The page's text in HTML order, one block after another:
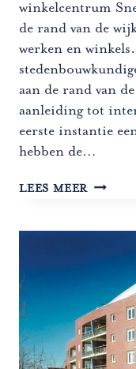
winkelcentrum
de rand van de
werken en
aan de rand van
aanleiding tot
eerste instantie
hebben de…
LEES MEER